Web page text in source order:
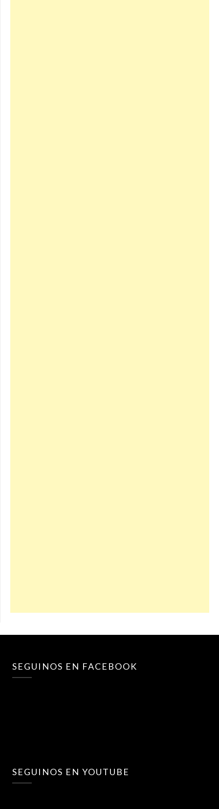
SEGUINOS EN FACEBOOK
SEGUINOS EN YOUTUBE